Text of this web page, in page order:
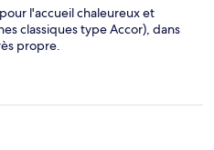
l'accueil chaleureux et
classiques type Accor), dans
propre.